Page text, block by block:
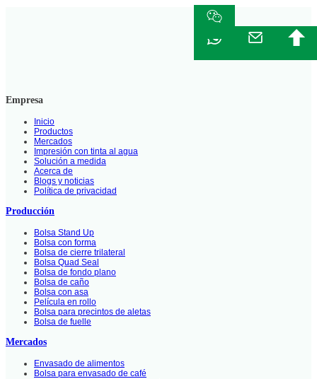
Empresa
Inicio
Productos
Mercados
Impresión con tinta al agua
Solución a medida
Acerca de
Blogs y noticias
Política de privacidad
Producción
Bolsa Stand Up
Bolsa con forma
Bolsa de cierre trilateral
Bolsa Quad Seal
Bolsa de fondo plano
Bolsa de caño
Bolsa con asa
Película en rollo
Bolsa para precintos de aletas
Bolsa de fuelle
Mercados
Envasado de alimentos
Bolsa para envasado de café